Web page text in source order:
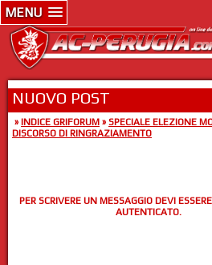
MENU
NUOVO POST
» INDICE GRIFORUM » SPECIALE ELEZIONE
DISCORSO DI RINGRAZIAMENTO
PER SCRIVERE UN MESSAGGIO DEVI
AUTENTICATO.